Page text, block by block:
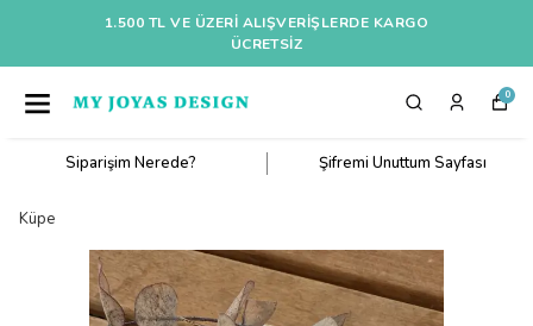
1.500 TL VE ÜZERI ALIŞVERIŞLERDE KARGO
ÜCRETSİZ
0
Siparişim Nerede? Şifremi Unuttum Sayfası
Küpe